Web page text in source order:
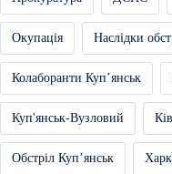
Окупація Наслідки
Колаборанти Купʼянськ
Куп'янськ-Вузловий
Обстріл Купʼянськ